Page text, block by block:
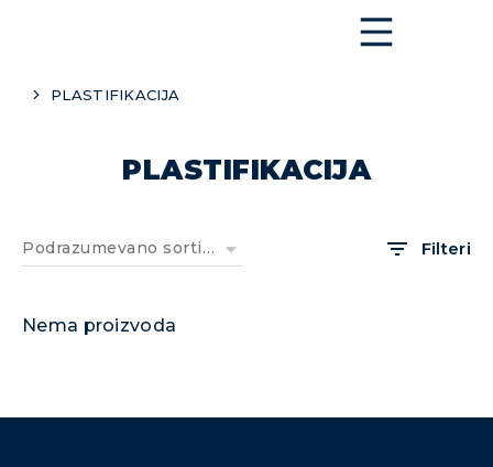
You are here:
PLASTIFIKACIJA
PLASTIFIKACIJA
Filteri
Nema proizvoda